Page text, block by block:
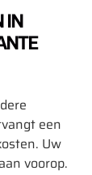
IN
een
Uw
voorop.